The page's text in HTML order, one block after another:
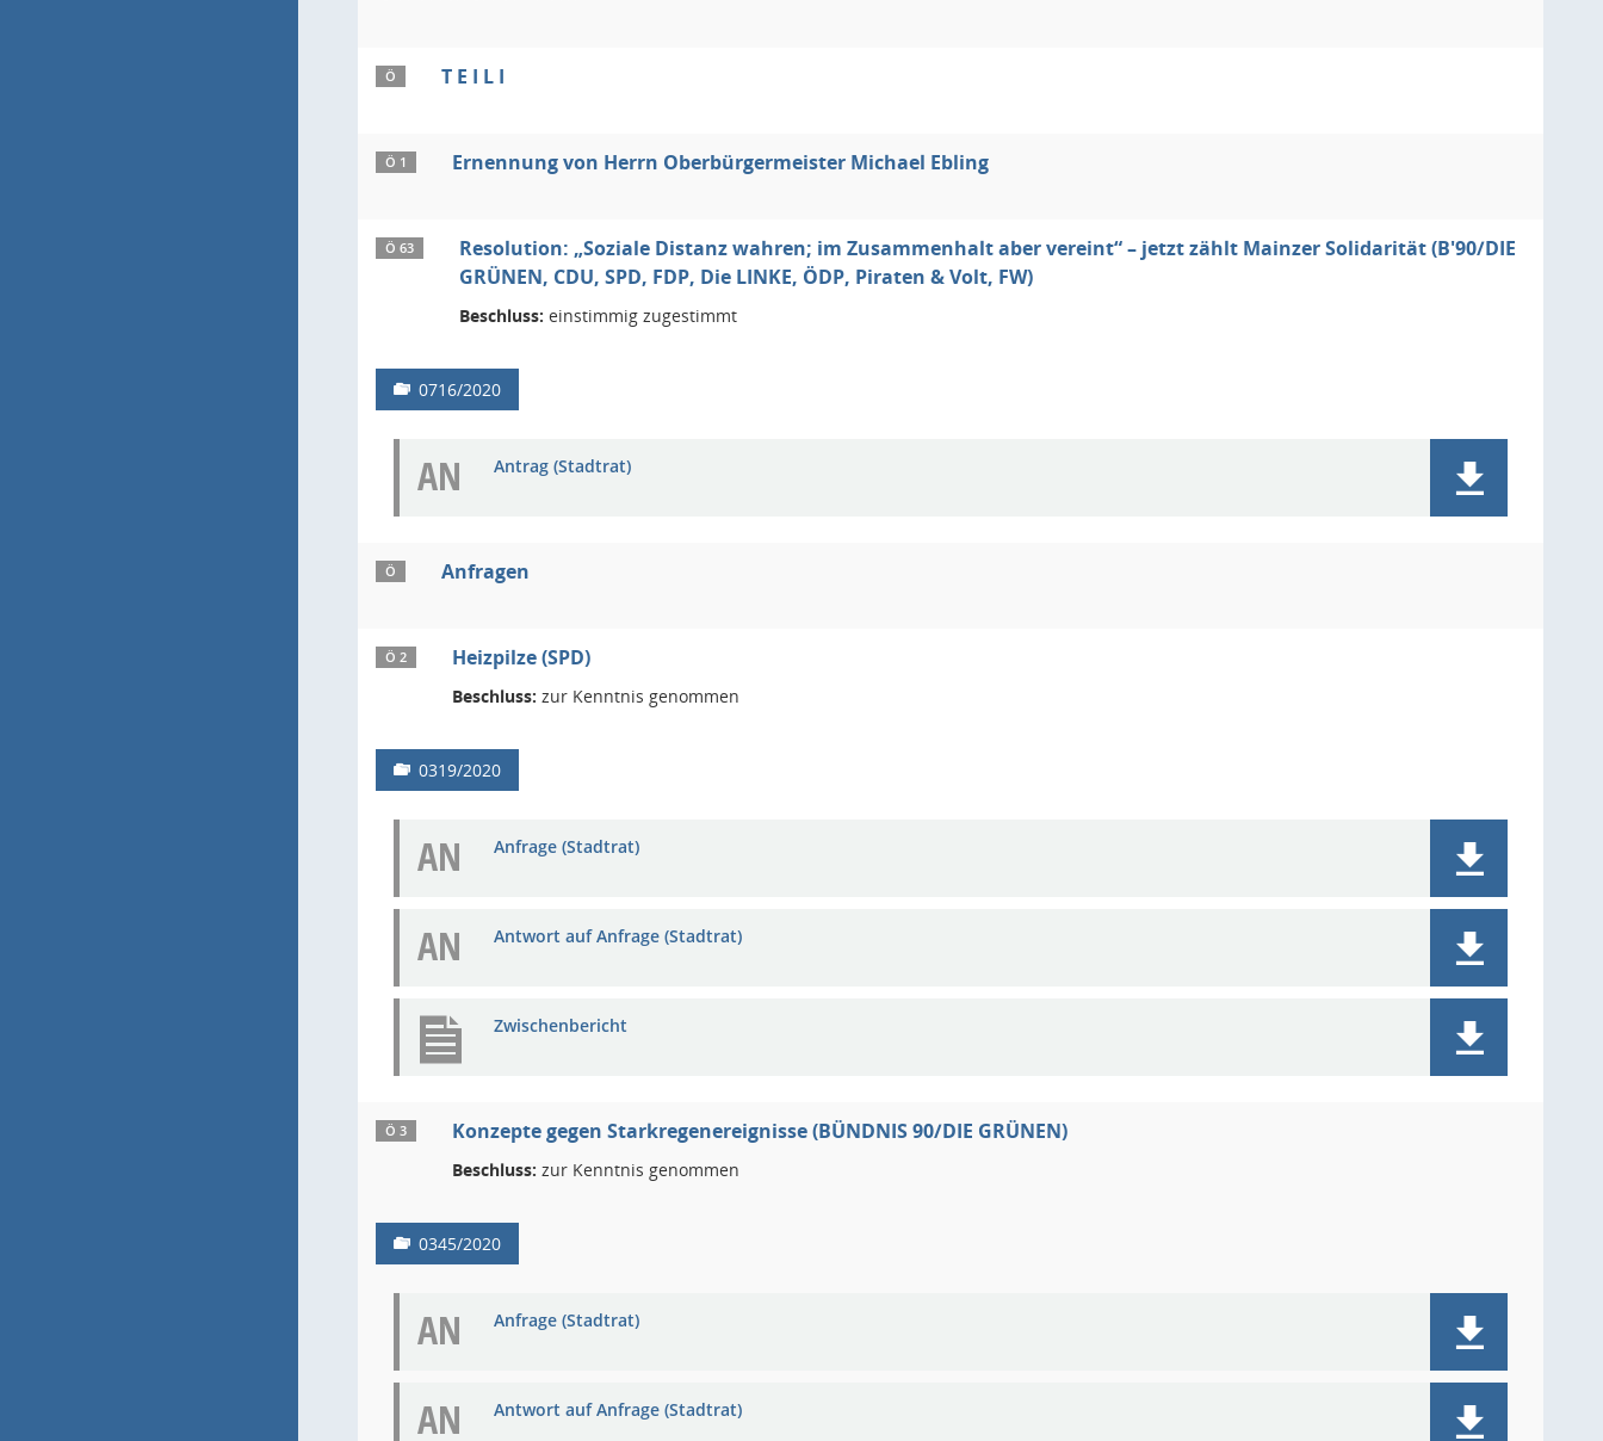
Ö T E I L I
Ö 1 Ernennung von Herrn Oberbürgermeister Michael Ebling
Ö 63
Resolution: „Soziale Distanz wahren; im Zusammenhalt aber vereint“ – jetzt zählt Mainzer Solidarität (B'90/DIE
GRÜNEN, CDU, SPD, FDP, Die LINKE, ÖDP, Piraten & Volt, FW)
Beschluss: einstimmig zugestimmt
0716/2020
AN Antrag (Stadtrat)
Ö Anfragen
Ö 2 Heizpilze (SPD)
Beschluss: zur Kenntnis genommen
0319/2020
AN Anfrage (Stadtrat)
AN Antwort auf Anfrage (Stadtrat)
Zwischenbericht
Ö 3 Konzepte gegen Starkregenereignisse (BÜNDNIS 90/DIE GRÜNEN)
Beschluss: zur Kenntnis genommen
0345/2020
AN Anfrage (Stadtrat)
AN Antwort auf Anfrage (Stadtrat)